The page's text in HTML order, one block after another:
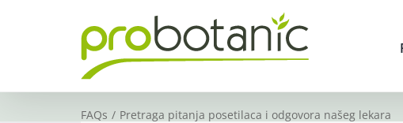
FAQs Pretraga pitanja posetilaca i odgovora našeg lekara